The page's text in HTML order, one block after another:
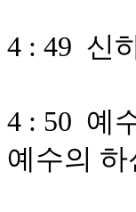
4 : 49 신
4 : 50 예
예수의